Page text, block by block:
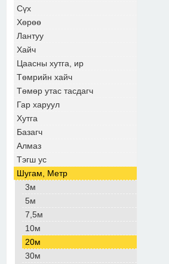
Сүх
Хөрөө
Лантуу
Хайч
Цаасны хутга, ир
Төмрийн хайч
Төмөр утас тасдагч
Гар харуул
Хутга
Базагч
Алмаз
Тэгш ус
Шугам, Метр
3м
5м
7,5м
10м
20м
30м